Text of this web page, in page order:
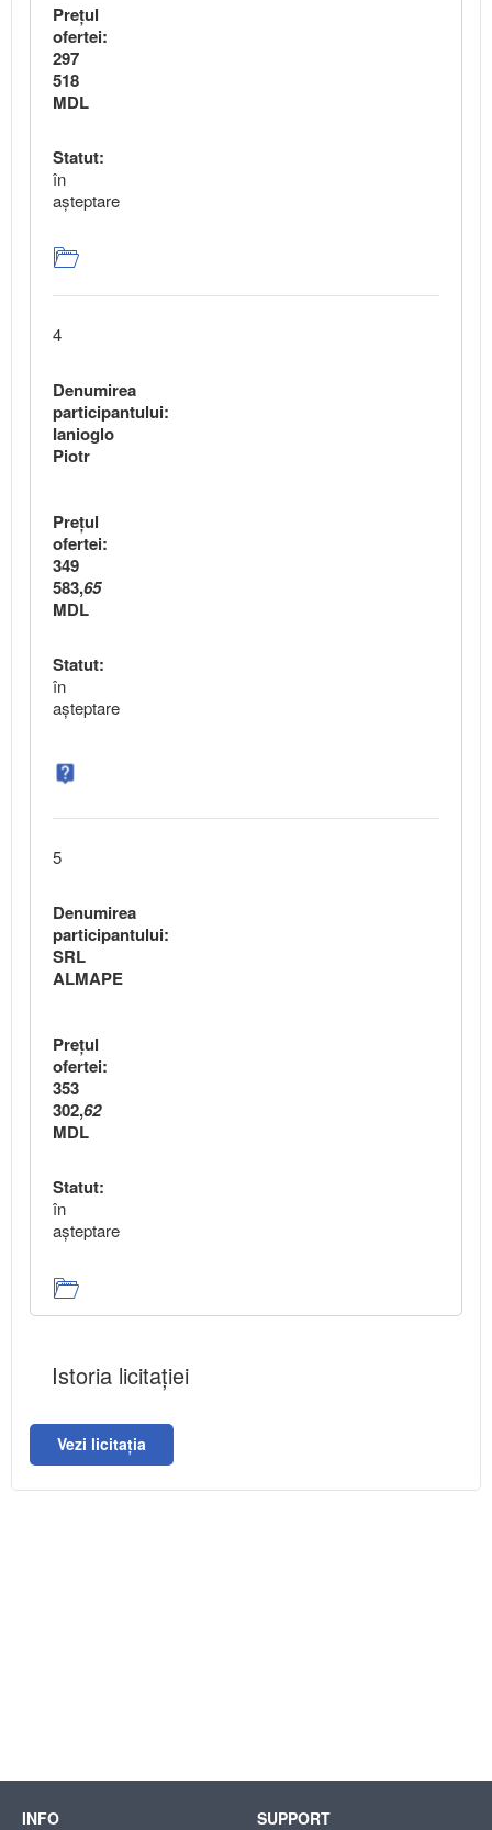
Preţul
ofertei:
297
518
MDL
Statut:
în
aşteptare
4
Denumirea
participantului:
Ianioglo
Piotr
Preţul
ofertei:
349
583,65
MDL
Statut:
în
aşteptare
5
Denumirea
participantului:
SRL
ALMAPE
Preţul
ofertei:
353
302,62
MDL
Statut:
în
aşteptare
Istoria licitației
Vezi licitația
INFO SUPPORT